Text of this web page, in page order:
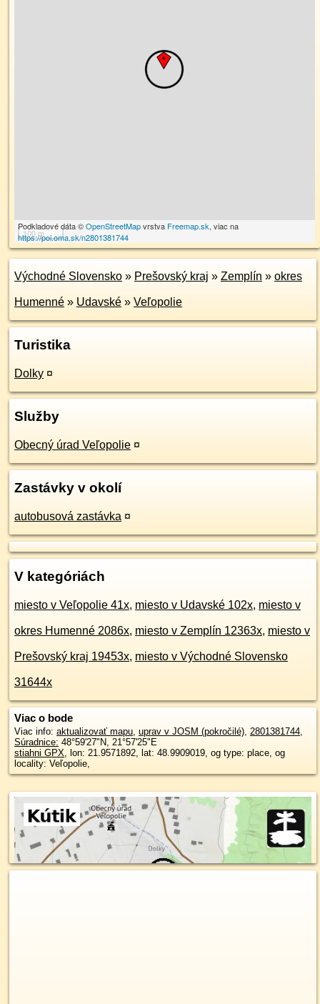
100 m
Podkladové dáta ©OpenStreetMapvrstva Freemap.sk, viac na
https://poi.oma.sk/n2801381744
Východné Slovensko » Prešovský kraj » Zemplín » okres
Humenné » Udavské » Veľopolie
Turistika
Dolky ¤
Služby
Obecný úrad Veľopolie ¤
Zastávky v okolí
autobusová zastávka ¤
V kategóriách
miesto v Veľopolie 41x, miesto v Udavské 102x, miesto v
okres Humenné 2086x, miesto v Zemplín 12363x, miesto v
Prešovský kraj 19453x, miesto v Východné Slovensko
31644x
Viac o bode
Viac info: aktualizovať mapu, uprav v JOSM (pokročilé), 2801381744,
Súradnice: 48°59'27"N, 21°57'25"E
stiahni GPX, lon: 21.9571892, lat: 48.9909019, og type: place, og
locality: Veľopolie,